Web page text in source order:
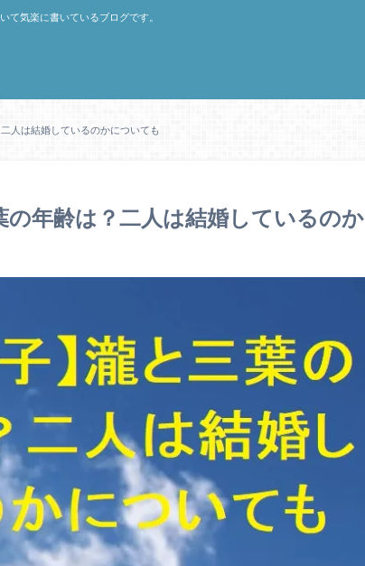
て気楽に書いているブログです。
人は結婚しているのかについても
の年齢は？二人は結婚しているのか